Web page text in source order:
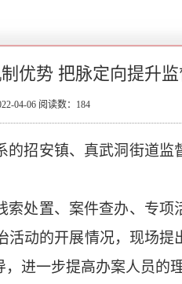
优势 把脉定向提升
04-06 阅读数： 184
招安镇、真武洞街道监
处置、案件查办、专项
动的开展情况，现场提
进一步提高办案人员的